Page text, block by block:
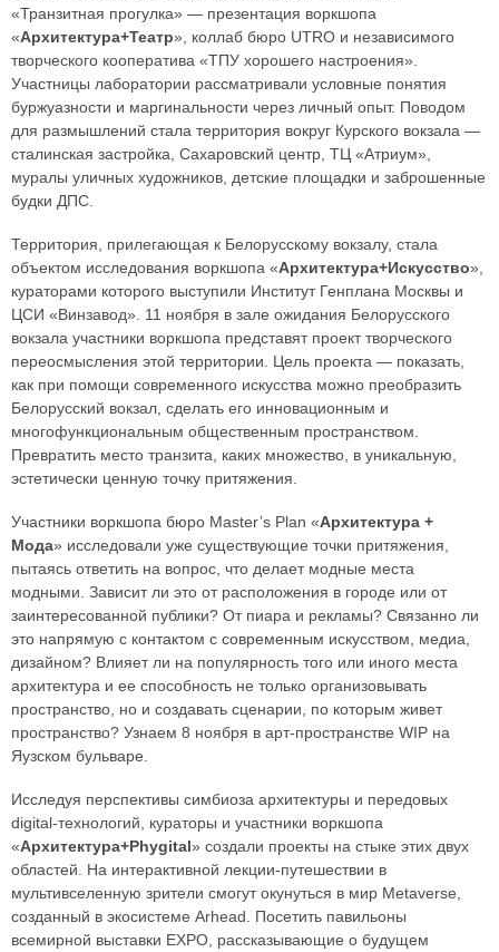
«Транзитная прогулка» — презентация воркшопа
«Архитектура+Театр», коллаб бюро UTRO и независимого
творческого кооператива «ТПУ хорошего настроения».
Участницы лаборатории рассматривали условные понятия
буржуазности и маргинальности через личный опыт. Поводом
для размышлений стала территория вокруг Курского вокзала —
сталинская застройка, Сахаровский центр, ТЦ «Атриум»,
муралы уличных художников, детские площадки и заброшенные
будки ДПС.
Территория, прилегающая к Белорусскому вокзалу, стала
объектом исследования воркшопа «Архитектура+Искусство»,
кураторами которого выступили Институт Генплана Москвы и
ЦСИ «Винзавод». 11 ноября в зале ожидания Белорусского
вокзала участники воркшопа представят проект творческого
переосмысления этой территории. Цель проекта — показать,
как при помощи современного искусства можно преобразить
Белорусский вокзал, сделать его инновационным и
многофункциональным общественным пространством.
Превратить место транзита, каких множество, в уникальную,
эстетически ценную точку притяжения.
Участники воркшопа бюро Master’s Plan «Архитектура +
Мода» исследовали уже существующие точки притяжения,
пытаясь ответить на вопрос, что делает модные места
модными. Зависит ли это от расположения в городе или от
заинтересованной публики? От пиара и рекламы? Связанно ли
это напрямую с контактом с современным искусством, медиа,
дизайном? Влияет ли на популярность того или иного места
архитектура и ее способность не только организовывать
пространство, но и создавать сценарии, по которым живет
пространство? Узнаем 8 ноября в арт-пространстве WIP на
Яузском бульваре.
Исследуя перспективы симбиоза архитектуры и передовых
digital-технологий, кураторы и участники воркшопа
«Архитектура+Phygital» создали проекты на стыке этих двух
областей. На интерактивной лекции-путешествии в
мультивселенную зрители смогут окунуться в мир Metaverse,
созданный в экосистеме Arhead. Посетить павильоны
всемирной выставки EXPO, рассказывающие о будущем